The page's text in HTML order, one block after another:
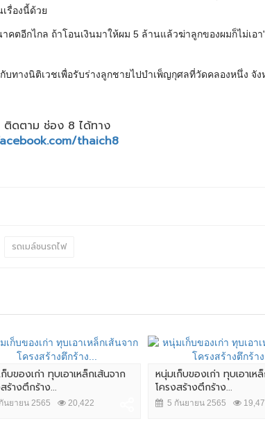
รื่องนี้ด้วย
คตอีกไกล ถ้าโอนเงินมาให้ผม 5 ล้านแล้วฆ่าลูกของผมก็ไม่เอ
ทางนิติเวชเพื่อรับร่างลูกชายไปบำเพ็ญกุศลที่วัดคลองหนึ่ง จั
ติดตาม ช่อง 8 ได้ทาง
thaich8
รถเมล์ชนรถไฟ
บของเก่า ทุบเอาเหล็กเส้นจาก
ร้างตึกร้าง...
นยายน 2565 20,422
หนุ่มเก็บของเก่า ทุบเอาเห
โครงสร้างตึกร้าง...
5 กันยายน 2565